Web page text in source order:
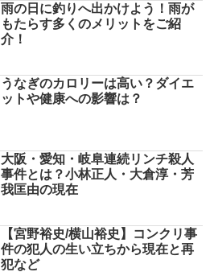
雨の日に釣りへ出かけよう！雨が
もたらす多くのメリットをご紹
介！
うなぎのカロリーは高い？ダイエ
ットや健康への影響は？
大阪・愛知・岐阜連続リンチ殺人
事件とは？小林正人・大倉淳・芳
我匡由の現在
【宮野裕史/横山裕史】コンクリ事
件の犯人の生い立ちから現在と再
犯など